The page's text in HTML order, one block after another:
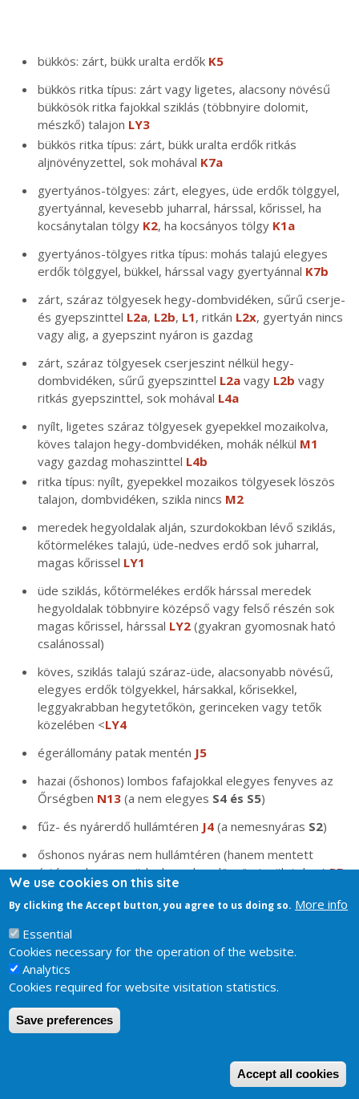
bükkös: zárt, bükk uralta erdők K5
bükkös ritka típus: zárt vagy ligetes, alacsony növésű
bükkösök ritka fajokkal sziklás (többnyire dolomit,
mészkő) talajon LY3
bükkös ritka típus: zárt, bükk uralta erdők ritkás
aljnövényzettel, sok mohával K7a
gyertyános-tölgyes: zárt, elegyes, üde erdők tölggyel,
gyertyánnal, kevesebb juharral, hárssal, kőrissel, ha
kocsánytalan tölgy K2, ha kocsányos tölgy K1a
gyertyános-tölgyes ritka típus: mohás talajú elegyes
erdők tölggyel, bükkel, hárssal vagy gyertyánnal K7b
zárt, száraz tölgyesek hegy-dombvidéken, sűrű cserje-
és gyepszinttel L2a, L2b, L1, ritkán L2x, gyertyán nincs
vagy alig, a gyepszint nyáron is gazdag
zárt, száraz tölgyesek cserjeszint nélkül hegy-
dombvidéken, sűrű gyepszinttel L2avagy L2b vagy
ritkás gyepszinttel, sok mohával L4a
nyílt, ligetes száraz tölgyesek gyepekkel mozaikolva,
köves talajon hegy-dombvidéken, mohák nélkül M1
vagy gazdag mohaszinttel L4b
ritka típus: nyílt, gyepekkel mozaikos tölgyesek löszös
talajon, dombvidéken, szikla nincs M2
meredek hegyoldalak alján, szurdokokban lévő sziklás,
kőtörmelékes talajú, üde-nedves erdő sok juharral,
magas kőrissel LY1
üde sziklás, kőtörmelékes erdők hárssal meredek
hegyoldalak többnyire középső vagy felső részén sok
magas kőrissel, hárssal LY2(gyakran gyomosnak ható
csalánossal)
köves, sziklás talajú száraz-üde, alacsonyabb növésű,
elegyes erdők tölgyekkel, hársakkal, kőrisekkel,
leggyakrabban hegytetőkön, gerinceken vagy tetők
közelében <LY4
égerállomány patak mentén J5
hazai (őshonos) lombos fafajokkal elegyes fenyves az
Őrségben N13(a nem elegyes S4 és S5)
fűz- és nyárerdő hullámtéren J4(a nemesnyáras S2)
őshonos nyáras nem hullámtéren (hanem mentett
ártéren, barna-szürke homokon, löszös területeken)RB
(a nemesnyáras S2)
tölgyerdők: ha tavasszal vizes, inkább
évben száraz, inkábbL5(ha gyertyánnalK1a)
telepített, fajszegény tölgyesek, kőrisesek
éger és/vagy kőris erdők vízben állva, tőzeges talajon,
lápszagJ2
We use cookies on this site
By clicking the Accept button, you agree to us doing so. More info
Essential
Cookies necessary for the operation of the website.
Analytics
Cookies required for website visitation statistics.
Save preferences
Accept all cookies